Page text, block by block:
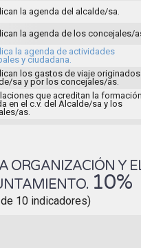
la agenda del alcalde/sa.
la agenda de los concejales/
la agenda de actividades
y ciudadana.
los gastos de viaje
sa y por los concejales/as.
que acreditan la
en el c.v. del Alcalde/sa y los
as.
ORGANIZACIÓN Y
10%
10 indicadores)